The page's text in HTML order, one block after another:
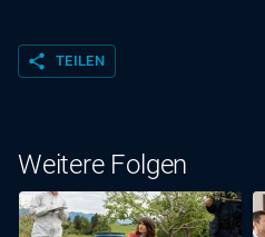
share TEILEN
Weitere Folgen